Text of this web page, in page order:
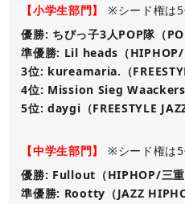
【小学生部門】
※シード権は5
優勝: ちびっ子3人POP隊（
準優勝: Lil heads（HIPHOP/
3位: kureamaria.（
4位: Mission Sieg
5位: daygi（FREESTYLE
【中学生部門】
※シード権は5
優勝: Fullout（HIPHOP/三重
準優勝: Rootty（JAZZ